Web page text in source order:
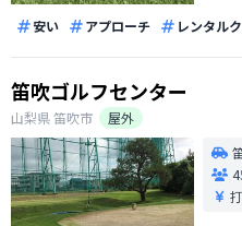
安い アプローチ レンタル
笛吹ゴルフセンター
山梨県笛吹市
屋外